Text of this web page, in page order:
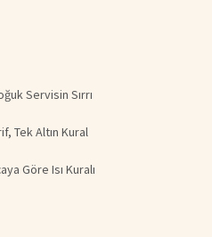
Servisin Sırrı
Tek Altın Kural
Göre Isı Kuralı